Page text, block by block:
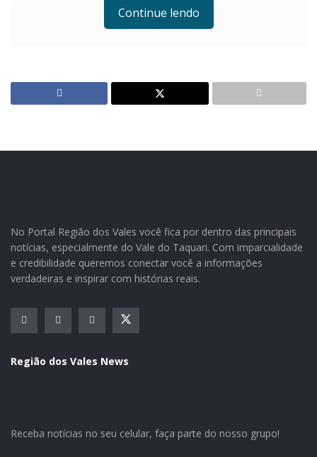
programação na quinta-feira passada, dia 03 de
outubro
Por valorizar a cultura das mais diversas formas, o
município de Westfália foi convidado para prestigiar o
Dia da Unidade Alemã, celebrado no dia 03 de outubro,
Além do prefeito Otávio Landmeier, também participou
Na Sogipa, as autoridades westfalianas foram
recepcionadas pelo Cônsul Geral da República Federal
Continue lendo
No Portal Região dos Vales você fica por dentro das principais
notícias, especialmente do Vale do Taquari. Com imparcialidade
e credibilidade queremos conectar você a informações
verdadeiras e inspirar com histórias reais.
Região dos Vales News
Receba notícias no seu celular, faça parte do nosso grupo!